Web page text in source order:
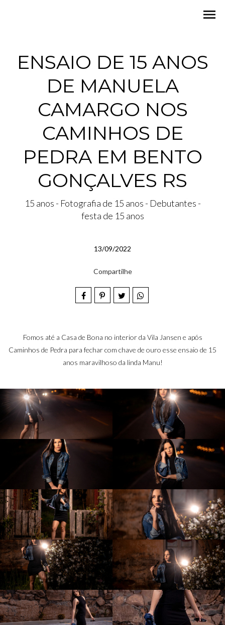
menu
ENSAIO DE 15 ANOS
DE MANUELA
CAMARGO NOS
CAMINHOS DE
PEDRA EM BENTO
GONÇALVES RS
15 anos - Fotografia de 15 anos - Debutantes -
festa de 15 anos
13/09/2022
Compartilhe
Fomos até a Casa de Bona no interior da Vila Jansen e após
Caminhos de Pedra para fechar com chave de ouro esse ensaio de 15
anos maravilhoso da linda Manu!